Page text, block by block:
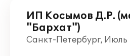
ИП Косымов Д.Р.
"Бархат")
Санкт-Петербург, Июль